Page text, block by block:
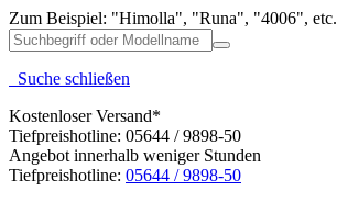
Zum Beispiel: "Himolla", "Runa", "4006", etc.
Suche schließen
Kostenloser Versand*
Tiefpreishotline: 05644 / 9898-50
Angebot innerhalb weniger Stunden
Tiefpreishotline: 05644 / 9898-50